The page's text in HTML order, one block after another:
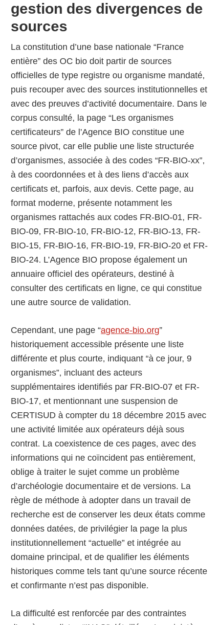
gestion des divergences de
sources
La constitution d’une base nationale “France
entière” des OC bio doit partir de sources
officielles de type registre ou organisme mandaté,
puis recouper avec des sources institutionnelles et
avec des preuves d’activité documentaire. Dans le
corpus consulté, la page “Les organismes
certificateurs” de l’Agence BIO constitue une
source pivot, car elle publie une liste structurée
d’organismes, associée à des codes “FR-BIO-xx”,
à des coordonnées et à des liens d’accès aux
certificats et, parfois, aux devis. Cette page, au
format moderne, présente notamment les
organismes rattachés aux codes FR-BIO-01, FR-
BIO-09, FR-BIO-10, FR-BIO-12, FR-BIO-13, FR-
BIO-15, FR-BIO-16, FR-BIO-19, FR-BIO-20 et FR-
BIO-24. L’Agence BIO propose également un
annuaire officiel des opérateurs, destiné à
consulter des certificats en ligne, ce qui constitue
une autre source de validation.
Cependant, une page “agence-bio.org”
historiquement accessible présente une liste
différente et plus courte, indiquant “à ce jour, 9
organismes”, incluant des acteurs
supplémentaires identifiés par FR-BIO-07 et FR-
BIO-17, et mentionnant une suspension de
CERTISUD à compter du 18 décembre 2015 avec
une activité limitée aux opérateurs déjà sous
contrat. La coexistence de ces pages, avec des
informations qui ne coïncident pas entièrement,
oblige à traiter le sujet comme un problème
d’archéologie documentaire et de versions. La
règle de méthode à adopter dans un travail de
recherche est de conserver les deux états comme
données datées, de privilégier la page la plus
institutionnellement “actuelle” et intégrée au
domaine principal, et de qualifier les éléments
historiques comme tels tant qu’une source récente
et confirmante n’est pas disponible.
La difficulté est renforcée par des contraintes